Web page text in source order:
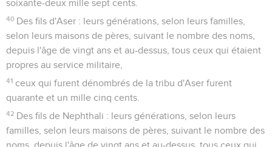
soixante-deux mille sept cents.
40 Des fils d'Aser : leurs générations, selon leurs familles,
selon leurs maisons de pères, suivant le nombre des noms,
depuis l'âge de vingt ans et au-dessus, tous ceux qui étaient
propres au service militaire,
41 ceux qui furent dénombrés de la tribu d'Aser furent
quarante et un mille cinq cents.
42 Des fils de Nephthali : leurs générations, selon leurs
familles, selon leurs maisons de pères, suivant le nombre des
noms, depuis l'âge de vingt ans et au-dessus, tous ceux qui